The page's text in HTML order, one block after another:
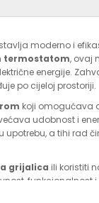
moderno i
termostatom, ovaj
energije.
po cijeloj prostoriji.
koji omogućava
udobnost i
upotrebu, a tihi rad
grijalica ili koristiti
funkcionalnost
zime.